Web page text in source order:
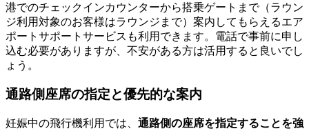
港でのチェックインカウンターから搭乗ゲートまで（ラウン
ジ利用対象のお客様はラウンジまで）案内してもらえるエア
ポートサポートサービスも利用できます。電話で事前に申し
込む必要がありますが、不安がある方は活用すると良いでし
ょう。
通路側座席の指定と優先的な案内
妊娠中の飛行機利用では、 通路側の座席を指定することを強